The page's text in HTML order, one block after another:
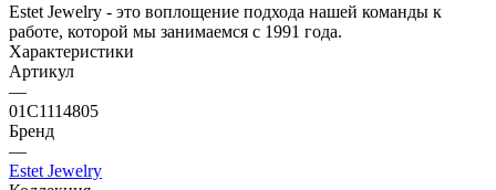
Estet Jewelry - это воплощение подхода нашей команды к
работе, которой мы занимаемся с 1991 года.
Характеристики
Артикул
—
01С1114805
Бренд
—
Estet Jewelry